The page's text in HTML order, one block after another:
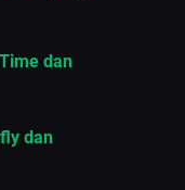
dan
dan